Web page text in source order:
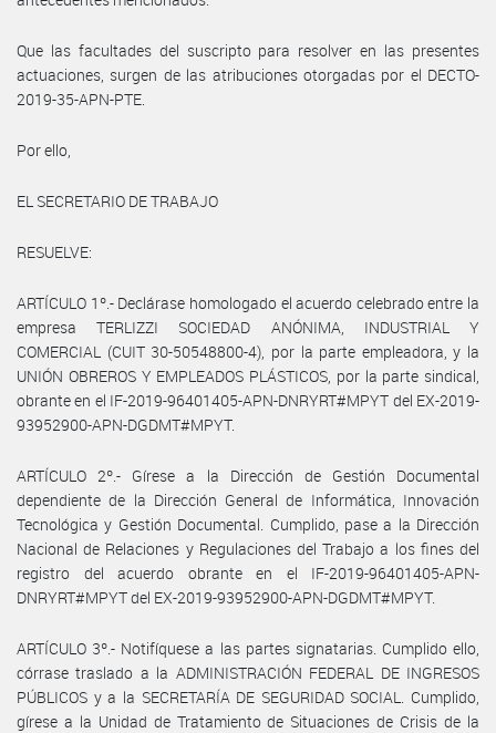
Que las facultades del suscripto para resolver en las presentes
actuaciones, surgen de las atribuciones otorgadas por el DECTO-
2019-35-APN-PTE.
Por ello,
EL SECRETARIO DE TRABAJO
RESUELVE:
ARTÍCULO 1º.- Declárase homologado el acuerdo celebrado entre la
empresa TERLIZZI SOCIEDAD ANÓNIMA, INDUSTRIAL Y
COMERCIAL (CUIT 30-50548800-4), por la parte empleadora, y la
UNIÓN OBREROS Y EMPLEADOS PLÁSTICOS, por la parte sindical,
obrante en el IF-2019-96401405-APN-DNRYRT#MPYT del EX-2019-
93952900-APN-DGDMT#MPYT.
ARTÍCULO 2º.- Gírese a la Dirección de Gestión Documental
dependiente de la Dirección General de Informática, Innovación
Tecnológica y Gestión Documental. Cumplido, pase a la Dirección
Nacional de Relaciones y Regulaciones del Trabajo a los fines del
registro del acuerdo obrante en el IF-2019-96401405-APN-
DNRYRT#MPYT del EX-2019-93952900-APN-DGDMT#MPYT.
ARTÍCULO 3º.- Notifíquese a las partes signatarias. Cumplido ello,
córrase traslado a la ADMINISTRACIÓN FEDERAL DE INGRESOS
PÚBLICOS y a la SECRETARÍA DE SEGURIDAD SOCIAL. Cumplido,
gírese a la Unidad de Tratamiento de Situaciones de Crisis de la